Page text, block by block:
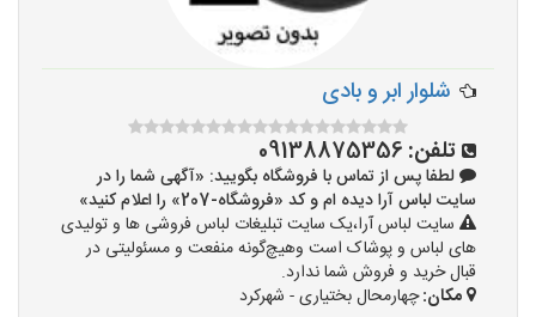
شلوار ابر و بادی
تلفن: 09138875356
لطفا پس از تماس با فروشگاه بگویید: «آگهی شما را در
سایت لباس آرا دیده ام و کد «فروشگاه-207» را اعلام کنید»
سایت لباس آرا،یک سایت تبلیغات لباس فروشی ها و تولیدی
های لباس و پوشاک است وهیچ‌گونه منفعت و مسئولیتی در
قبال خرید و فروش شما ندارد.
مکان:چهارمحال بختیاری - شهرکرد